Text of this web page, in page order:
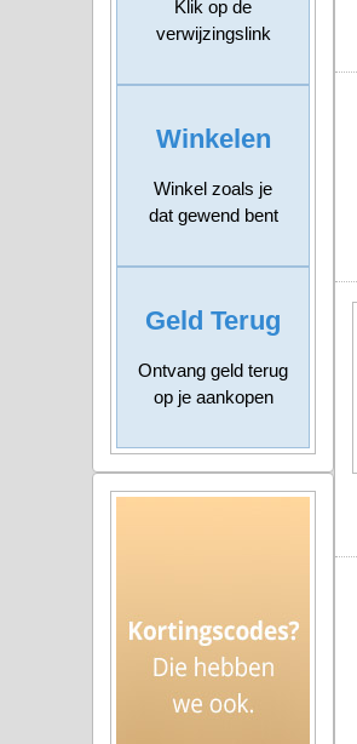
Klik op de
verwijzingslink
Winkelen
Winkel zoals je
dat gewend bent
Geld Terug
Ontvang geld terug
op je aankopen